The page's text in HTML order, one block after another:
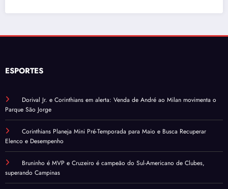
ESPORTES
Dorival Jr. e Corinthians em alerta: Venda de André ao Milan movimenta o
Parque São Jorge
Corinthians Planeja Mini Pré-Temporada para Maio e Busca Recuperar
Elenco e Desempenho
Bruninho é MVP e Cruzeiro é campeão do Sul-Americano de Clubes,
superando Campinas